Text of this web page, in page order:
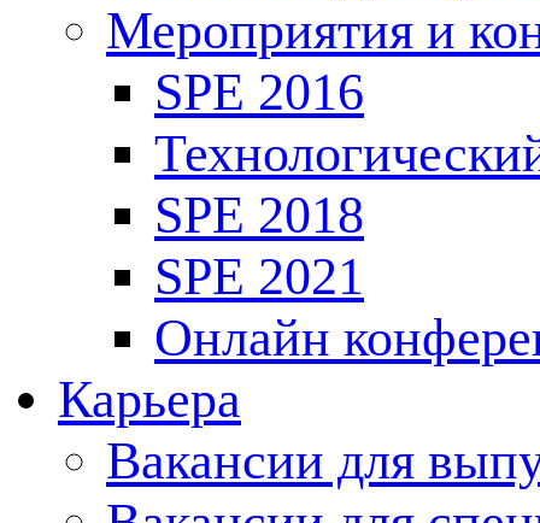
Мероприятия и
SPE 2016
SPE 2018
SPE 2021
Онлайн
Карьера
Вакансии для